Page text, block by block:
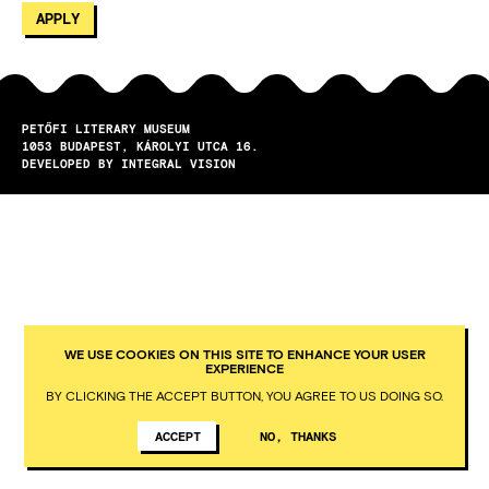
PETŐFI LITERARY MUSEUM
1053
BUDAPEST
KÁROLYI UTCA 16.
DEVELOPED BY INTEGRAL VISION
WE USE COOKIES ON THIS SITE TO ENHANCE YOUR USER
EXPERIENCE
BY CLICKING THE ACCEPT BUTTON, YOU AGREE TO US DOING SO.
ACCEPT NO, THANKS